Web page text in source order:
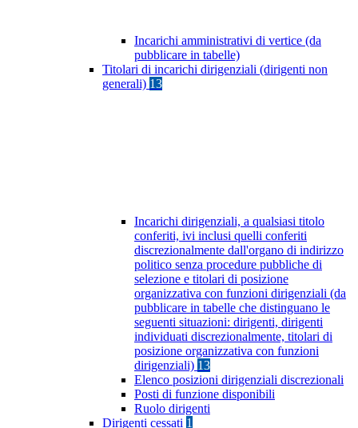
Incarichi amministrativi di vertice (da
pubblicare in tabelle)
Titolari di incarichi dirigenziali (dirigenti non
generali) 13
Incarichi dirigenziali, a qualsiasi titolo
conferiti, ivi inclusi quelli conferiti
discrezionalmente dall'organo di indirizzo
politico senza procedure pubbliche di
selezione e titolari di posizione
organizzativa con funzioni dirigenziali (da
pubblicare in tabelle che distinguano le
seguenti situazioni: dirigenti, dirigenti
individuati discrezionalmente, titolari di
posizione organizzativa con funzioni
dirigenziali) 13
Elenco posizioni dirigenziali discrezionali
Posti di funzione disponibili
Ruolo dirigenti
Dirigenti cessati 1